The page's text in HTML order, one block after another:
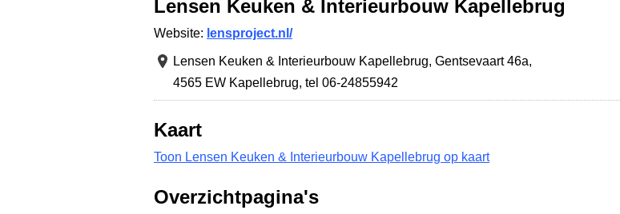
Lensen Keuken & Interieurbouw Kapellebrug
Website: lensproject.nl/
Lensen Keuken & Interieurbouw Kapellebrug, Gentsevaart 46a,
4565 EW Kapellebrug, tel 06-24855942
Kaart
Toon Lensen Keuken & Interieurbouw Kapellebrug op kaart
Overzichtpagina's